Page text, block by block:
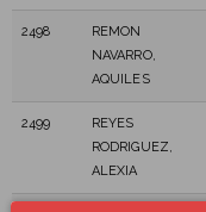
2498
REMON
NAVARRO,
AQUILES
2499
REYES
RODRIGUEZ,
ALEXIA